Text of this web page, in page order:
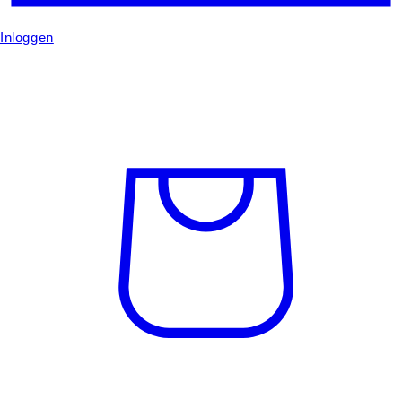
Inloggen